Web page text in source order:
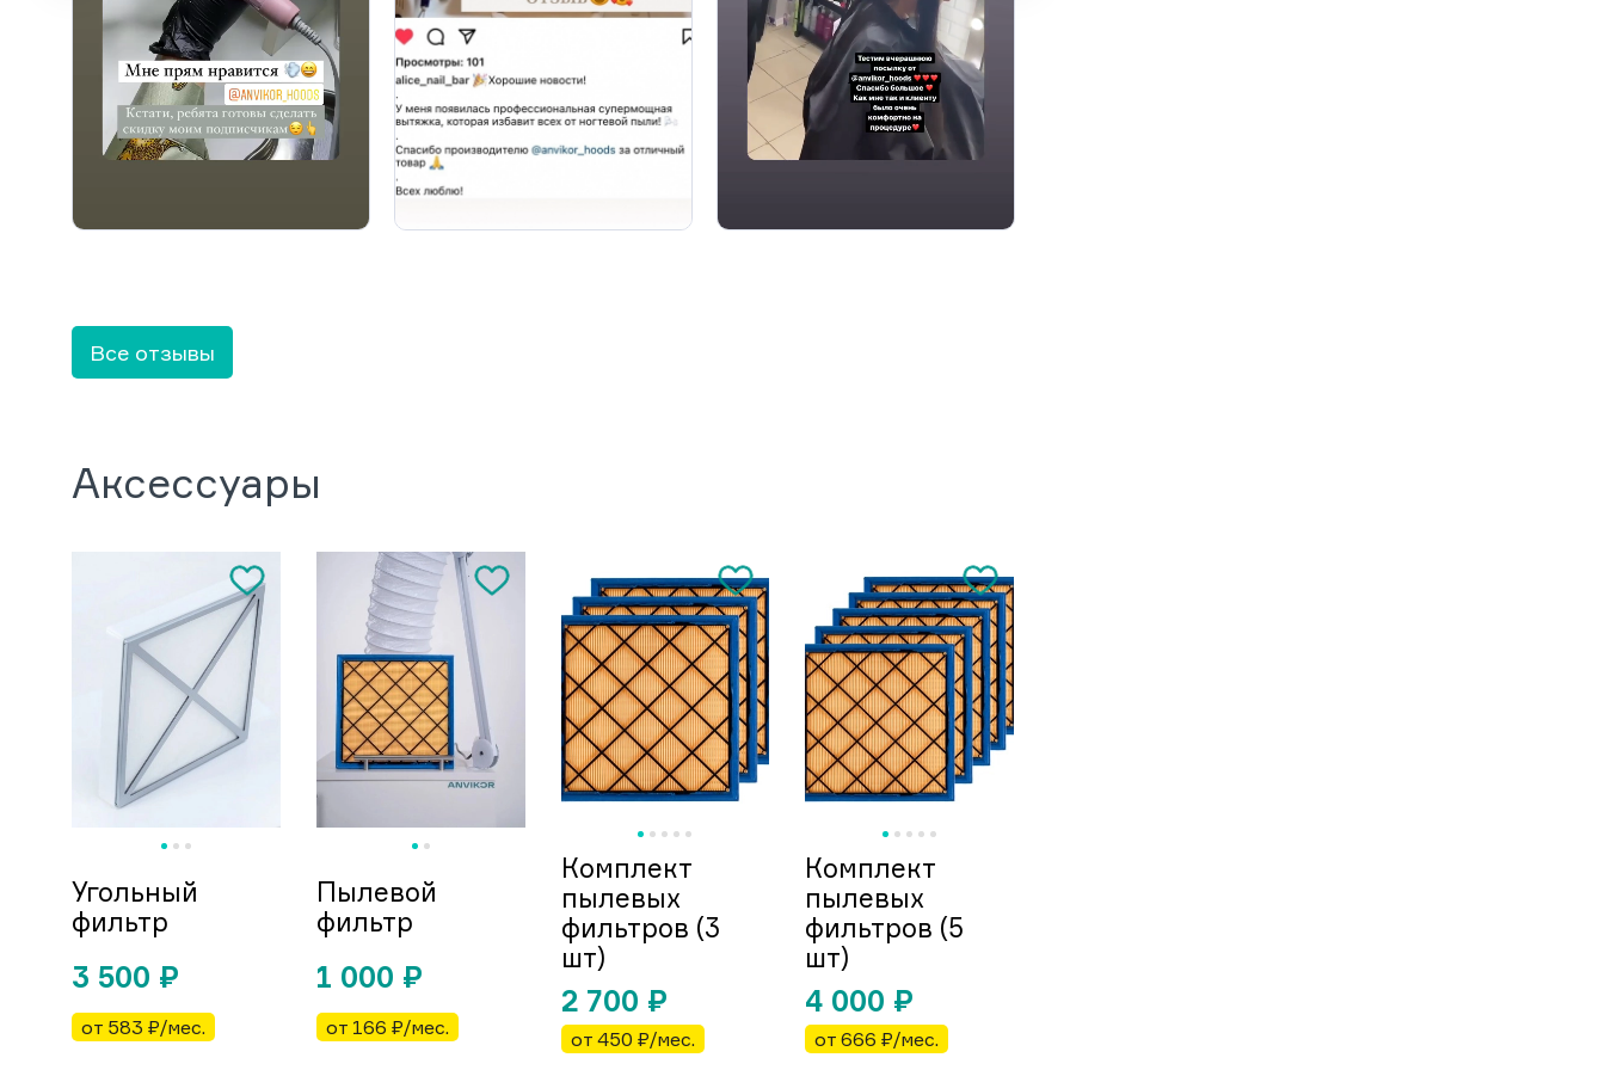
Все отзывы
Аксессуары
Угольный
фильтр
3 500 ₽
от 583 ₽/мес.
Пылевой
фильтр
1 000 ₽
от 166 ₽/мес.
Комплект
пылевых
фильтров (3
шт)
2 700 ₽
от 450 ₽/мес.
Комплект
пылевых
фильтров (5
шт)
4 000 ₽
от 666 ₽/мес.